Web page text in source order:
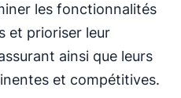
les fonctionnalités
et prioriser leur
ainsi que leurs
et compétitives.